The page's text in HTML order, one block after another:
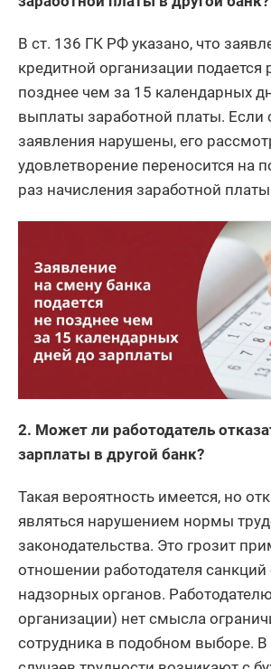
В ст. 136 ГК РФ указано, что
кредитной организации подается
позднее чем за 15 календарных
выплаты заработной платы. Если
заявления нарушены, его
удовлетворение переносится на
раз начисления заработной
2. Может ли работодатель
зарплаты в другой банк?
Такая вероятность имеется, но
являться нарушением нормы
законодательства. Это грозит
отношении работодателя
надзорных органов.
организации) нет смысла
сотрудника в подобном выборе.